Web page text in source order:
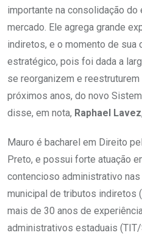
importante na consolidação
mercado. Ele agrega grande
indiretos, e o momento de sua
estratégico, pois foi dada a
se reorganizem e
próximos anos, do novo
disse, em nota, Raphael Lavez
Mauro é bacharel em Direito
Preto, e possui forte atuação
contencioso administrativo
municipal de tributos indiretos
mais de 30 anos de
administrativos estaduais (TIT/